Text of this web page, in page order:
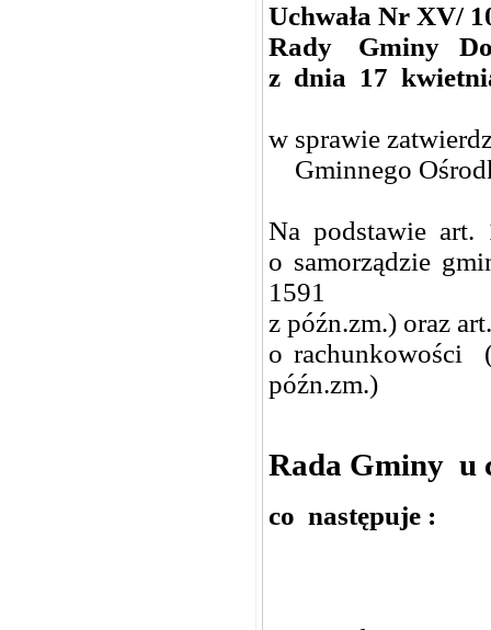
Uchwała Nr XV/
Rady Gminy
z dnia 17
w sprawie
Gminnego
Na podstawie art.
o samorządzie
1591
z późn.zm.) oraz
o rachunkowości
późn.zm.)
Rada Gminy u
co następuje :